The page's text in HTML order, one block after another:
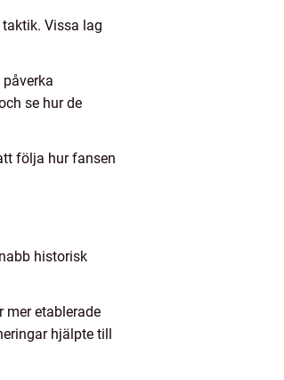
Vissa lag
se hur de
följa hur fansen
historisk
mer etablerade
hjälpte till